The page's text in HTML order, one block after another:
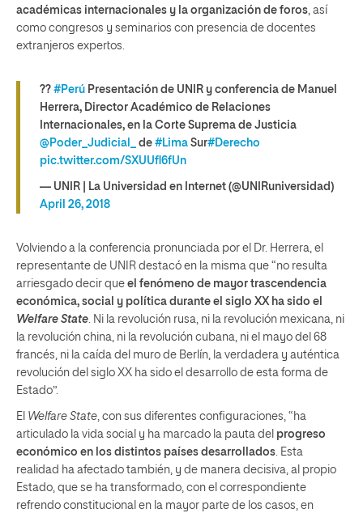
académicas internacionales y la organización de foros, así
como congresos y seminarios con presencia de docentes
extranjeros expertos.
?? #Perú Presentación de UNIR y conferencia de Manuel
Herrera, Director Académico de Relaciones
Internacionales, en la Corte Suprema de Justicia
@Poder_Judicial_
de #Lima Sur#Derecho
pic.twitter.com/SXUUfl6fUn
— UNIR | La Universidad en Internet (@UNIRuniversidad)
April 26, 2018
Volviendo a la conferencia pronunciada por el Dr. Herrera, el
representante de UNIR destacó en la misma que “no resulta
arriesgado decir que el fenómeno de mayor trascendencia
económica, social y política durante el siglo XX ha sido el
Welfare State. Ni la revolución rusa, ni la revolución mexicana, ni
la revolución china, ni la revolución cubana, ni el mayo del 68
francés, ni la caída del muro de Berlín, la verdadera y auténtica
revolución del siglo XX ha sido el desarrollo de esta forma de
Estado”.
El Welfare State, con sus diferentes configuraciones, “ha
articulado la vida social y ha marcado la pauta del progreso
económico en los distintos países desarrollados. Esta
realidad ha afectado también, y de manera decisiva, al propio
Estado, que se ha transformado, con el correspondiente
refrendo constitucional en la mayor parte de los casos, en